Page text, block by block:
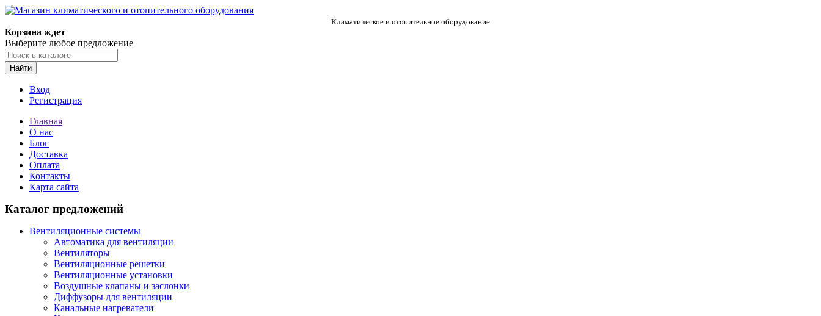
Климатическое и отопительное оборудование
Корзина ждет
Выберите любое предложение
Найти
Вход
Регистрация
Главная
О нас
Блог
Доставка
Оплата
Контакты
Карта сайта
Каталог предложений
Вентиляционные системы
Автоматика для вентиляции
Вентиляторы
Вентиляционные решетки
Вентиляционные установки
Воздушные клапаны и заслонки
Диффузоры для вентиляции
Канальные нагреватели